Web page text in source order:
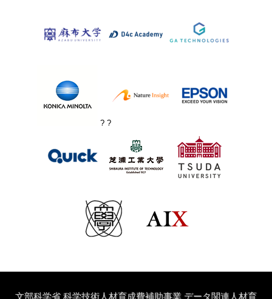
? ?
文部科学省 科学技術人材育成費補助事業 データ関連人材育